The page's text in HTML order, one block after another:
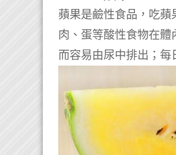
蘋果是鹼性食品，吃蘋
肉、蛋等酸性食物在
而容易由尿中排出；每